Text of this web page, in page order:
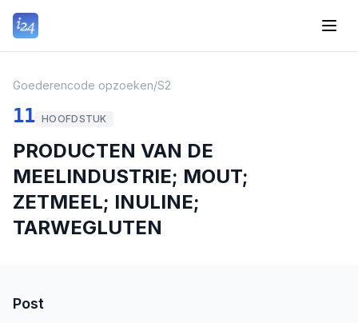
Goederencode opzoeken/S2
11 HOOFDSTUK
PRODUCTEN VAN DE
MEELINDUSTRIE; MOUT;
ZETMEEL; INULINE;
TARWEGLUTEN
Post